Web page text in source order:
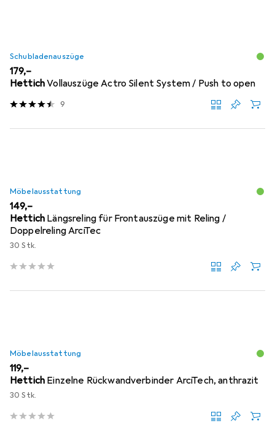
Schubladenauszüge
EUR
179,–
HettichVollauszüge Actro Silent System / Push to open
9
Möbelausstattung
EUR
149,–
Hettich Längsreling für Frontauszüge mit Reling /
Doppelreling ArciTec
30 Stk.
Möbelausstattung
EUR
119,–
Hettich Einzelne Rückwandverbinder ArciTech, anthrazit
30 Stk.